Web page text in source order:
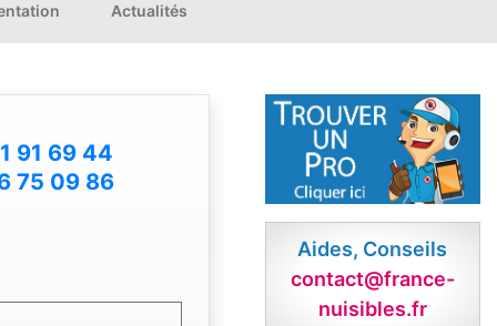
Actualités
91 69 44
75 09 86
Aides, Conseils
contact@france-
nuisibles.fr